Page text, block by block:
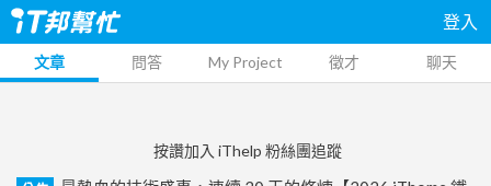
登入
文章 問答 My Project 徵才 聊天
按讚加入 iThelp 粉絲團追蹤